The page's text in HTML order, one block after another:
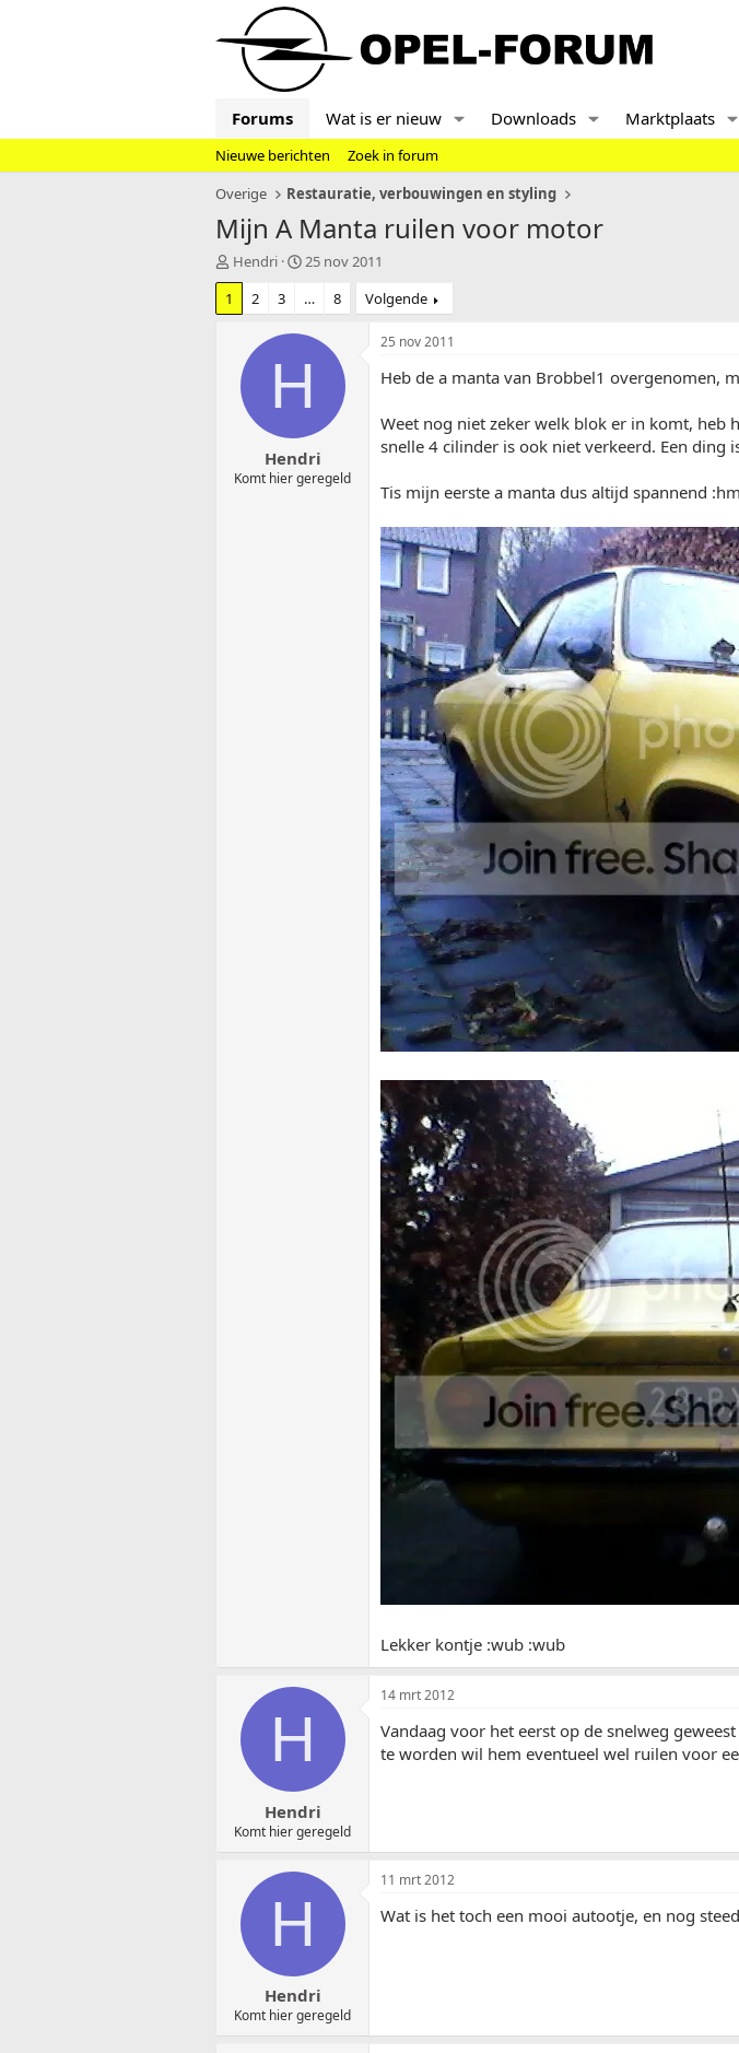
Forums Wat is er nieuw Downloads Marktplaats
Nieuwe berichten
Zoek in forum
Overige
Restauratie, verbouwingen en styling
Mijn A Manta ruilen voor motor
T
o
i
r
Hendri
S
a
r
t
a
m
25 nov 2011
1
2 3 … 8 Volgende
H
Hendri
Komt hier geregeld
25 nov 2011
Heb de a manta van Brobbel1 overgenomen,
Weet nog niet zeker welk blok er in komt, heb
snelle 4 cilinder is ook niet verkeerd. Een
Tis mijn eerste a manta dus altijd spannend
Lekker kontje :wub :wub
H
Hendri
Komt hier geregeld
14 mrt 2012
Vandaag voor het eerst op de snelweg
te worden wil hem eventueel wel ruilen voor
H
Hendri
Komt hier geregeld
11 mrt 2012
Wat is het toch een mooi autootje, en nog